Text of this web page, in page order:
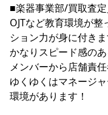
■楽器事業部/買取査定
OJTなど教育環境が
ション力が身に付きま
かなりスピード感の
メンバーから店舗責
ゆくゆくはマネージ
環境があります！